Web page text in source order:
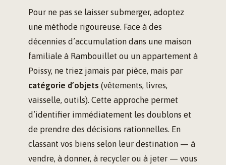
Pour ne pas se laisser submerger, adoptez
une méthode rigoureuse. Face à des
décennies d’accumulation dans une maison
familiale à Rambouillet ou un appartement à
Poissy, ne triez jamais par pièce, mais par
catégorie d’objets (vêtements, livres,
vaisselle, outils). Cette approche permet
d’identifier immédiatement les doublons et
de prendre des décisions rationnelles. En
classant vos biens selon leur destination — à
vendre, à donner, à recycler ou à jeter — vous